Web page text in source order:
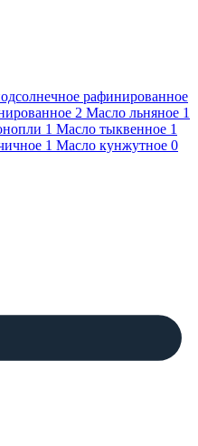
рафинированное
2 Масло льняное 1
1 Масло тыквенное 1
1 Масло кунжутное 0